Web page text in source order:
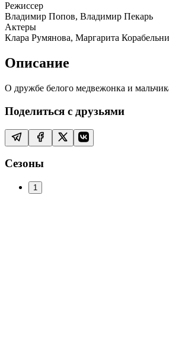
Режиссер
Владимир Попов, Владимир Пекарь
Актеры
Клара Румянова, Маргарита
Описание
О дружбе белого медвежонка и
Поделиться с друзьями
Сезоны
1